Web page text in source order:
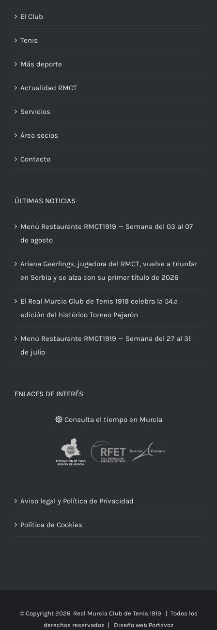
El Club
Tenis
Más deporte
Actualidad RMCT
Servicios
Área socios
Contacto
ÚLTIMAS NOTICIAS
Menú Restaurante RMCT1919 — Semana del 03 al 07
de agosto
Ariana Geerlings, jugadora del RMCT, vuelve a triunfar
en Serbia y se alza con su primer título de 2026
El Real Murcia Club de Tenis 1919 celebra la 54.ª
edición del histórico Torneo Pajarón
Menú Restaurante RMCT1919 — Semana del 27 al 31
de julio
ENLACES DE INTERÉS
Consulta el tiempo en Murcia
Aviso legal y Política de Privacidad
Política de Cookies
© Copyright 2026 Real Murcia Club de Tenis 1919 | Todos los
derechos reservados | Diseño web Portavoz